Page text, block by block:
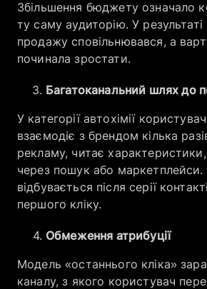
Збільшення бюджету означало
ту саму аудиторію. У результаті
продажу сповільнювався, а
починала зростати.
Багатоканальний шлях до
У категорії автохімії
взаємодіє з брендом кілька
рекламу, читає
через пошук або маркетплейси.
відбувається після серії
першого кліку.
Обмеження атрибуції
Модель «останнього кліка»
каналу, з якого користувач